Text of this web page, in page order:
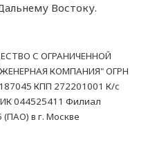
Востоку.
С ОГРАНИЧЕННОЙ
КОМПАНИЯ" ОГРН
КПП 272201001 К/с
044525411 Филиал
в г. Москве